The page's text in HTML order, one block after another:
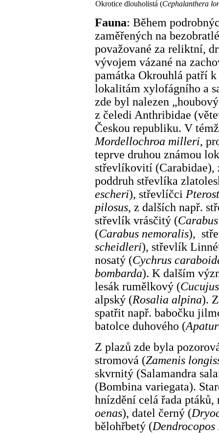
Okrotice dlouholistá (Cephalanthera
Fauna: Během
zaměřených na
považované za reliktní,
vývojem vázané na
památka Okrouhlá patří
lokalitám xylofágního a
zde byl nalezen
z čeledi Anthribidae
Českou republiku. V
Mordellochroa milleri,
teprve druhou známou
střevlíkovití (Carabidae),
poddruh střevlíka
escheri), střevlíčci
pilosus, z dalších např.
střevlík vrásčitý (
(Carabus nemoralis),
scheidleri), střevlík
nosatý (Cychrus
bombarda). K dalším
lesák rumělkový (
alpský (Rosalia alpina).
spatřit např. babočku
batolce duhového (
Z plazů zde byla
stromová (Zamenis
skvrnitý (Salamandra
(Bombina variegata).
hnízdění celá řada ptáků,
oenas), datel černý (
bělohřbetý (Dendrocopos